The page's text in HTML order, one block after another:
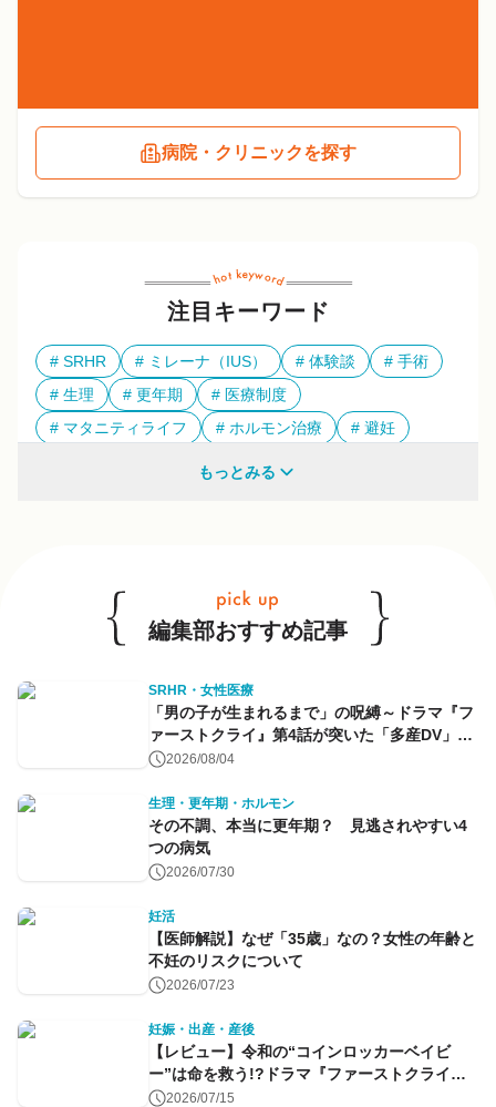
病院・クリニックを探す
注目キーワード
SRHR ミレーナ（IUS） 体験談
手術
生理
更年期
医療制度
マタニティライフ
ホルモン治療
避妊
もっとみる
編集部おすすめ記事
SRHR・女性医療
「男の子が生まれるまで」の呪縛～ドラマ『フ
ァーストクライ』第4話が突いた「多産DV」と
命のコントロール～
2026/08/04
生理・更年期・ホルモン
その不調、本当に更年期？ 見逃されやすい4
つの病気
2026/07/30
妊活
【医師解説】なぜ「35歳」なの？女性の年齢と
不妊のリスクについて
2026/07/23
妊娠・出産・産後
【レビュー】令和の“コインロッカーベイビ
ー”は命を救う!?ドラマ『ファーストクライ』
第1話2026/07/15